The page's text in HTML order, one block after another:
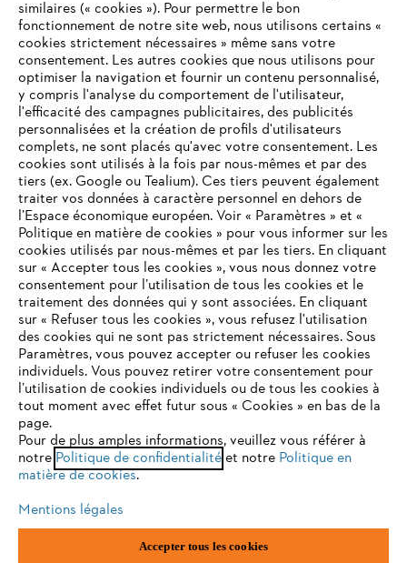
L'Entreprise
STIHL FAQ
Contact
Politique de protection des données
Mentions légales Utilisation des cookies
ANDREAS STIHL NV, Veurtstraat 117, 2870 Puurs-Sint-Amands,
VOTRE NAVIGATEUR INTERNET
N'EST PLUS PRIS EN CHARGE
Vous utilisez un navigateur Internet que nous ne prenons plus
en charge, et certaines fonctionnalités de notre site ne
peuvent fonctionner correctement. Pour une utilisation
optimale de notre site, nous vous recommandons de passer à
l'un des navigateurs suivants :
firefox chrome
similaires (« cookies »). Pour permettre le bon
fonctionnement de notre site web, nous utilisons certains «
cookies strictement nécessaires » même sans votre
consentement. Les autres cookies que nous utilisons pour
optimiser la navigation et fournir un contenu personnalisé,
y compris l'analyse du comportement de l'utilisateur,
l'efficacité des campagnes publicitaires, des publicités
personnalisées et la création de profils d'utilisateurs
complets, ne sont placés qu'avec votre consentement. Les
cookies sont utilisés à la fois par nous-mêmes et par des
tiers (ex. Google ou Tealium). Ces tiers peuvent également
traiter vos données à caractère personnel en dehors de
l’Espace économique européen. Voir « Paramètres » et «
Politique en matière de cookies » pour vous informer sur les
cookies utilisés par nous-mêmes et par les tiers. En cliquant
sur « Accepter tous les cookies », vous nous donnez votre
consentement pour l’utilisation de tous les cookies et le
traitement des données qui y sont associées. En cliquant
sur « Refuser tous les cookies », vous refusez l'utilisation
des cookies qui ne sont pas strictement nécessaires. Sous
Paramètres, vous pouvez accepter ou refuser les cookies
individuels. Vous pouvez retirer votre consentement pour
l’utilisation de cookies individuels ou de tous les cookies à
tout moment avec effet futur sous « Cookies » en bas de la
page.
Pour de plus amples informations, veuillez vous référer à
notre Politique de confidentialitéet notre Politique en
matière de cookies.
Mentions légales
Accepter tous les cookies